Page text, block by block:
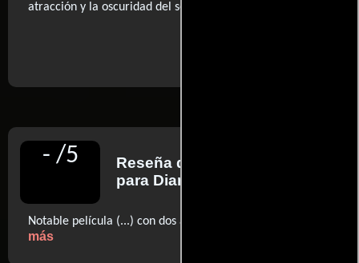
atracción y la oscuridad del ser humano.
- /5 Reseña de
para Diario El País
Notable película (...) con dos actrices magníficas
más